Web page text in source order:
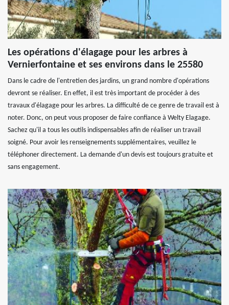
Les opérations d'élagage pour les arbres à
Vernierfontaine et ses environs dans le 25580
Dans le cadre de l'entretien des jardins, un grand nombre d'opérations
devront se réaliser. En effet, il est très important de procéder à des
travaux d'élagage pour les arbres. La difficulté de ce genre de travail est à
noter. Donc, on peut vous proposer de faire confiance à Welty Elagage.
Sachez qu'il a tous les outils indispensables afin de réaliser un travail
soigné. Pour avoir les renseignements supplémentaires, veuillez le
téléphoner directement. La demande d'un devis est toujours gratuite et
sans engagement.